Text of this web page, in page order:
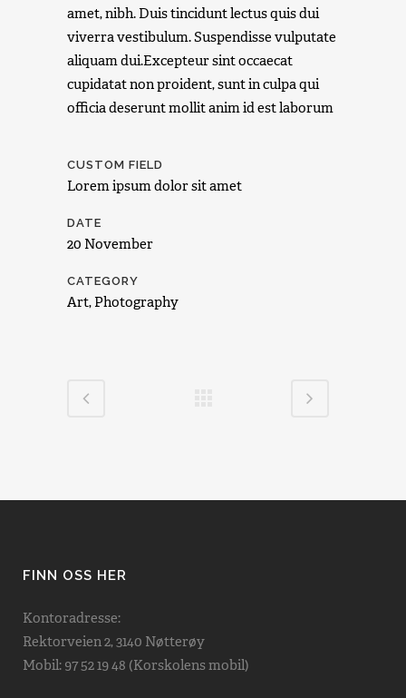
amet, nibh. Duis tincidunt lectus quis dui
viverra vestibulum. Suspendisse vulputate
aliquam dui.Excepteur sint occaecat
cupidatat non proident, sunt in culpa qui
officia deserunt mollit anim id est laborum
CUSTOM FIELD
Lorem ipsum dolor sit amet
DATE
20 November
CATEGORY
Art, Photography
FINN OSS HER
Kontoradresse:
Rektorveien 2, 3140 Nøtterøy
Mobil: 97 52 19 48 (Korskolens mobil)